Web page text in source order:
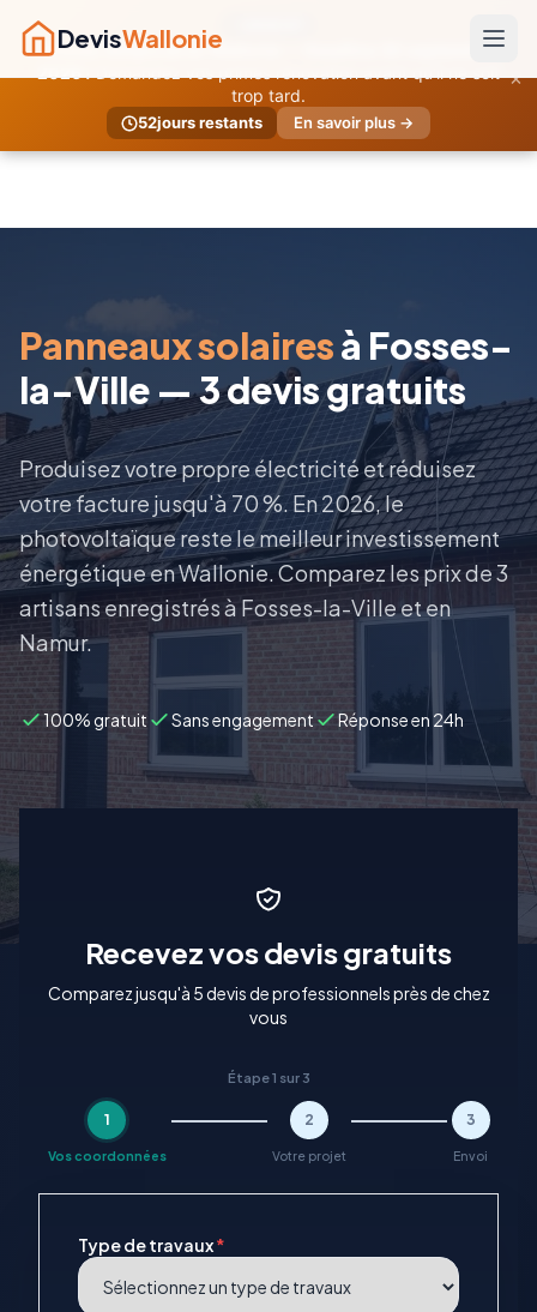
DevisWallonie
Primes temporaires Wallonie — Deadline 30 septembre
trop tard.
52jours restants En savoir plus →
×
Panneaux solairesà Fosses-
la-Ville — 3 devis gratuits
Produisez votre propre électricité et réduisez
votre facture jusqu'à 70 %. En 2026, le
photovoltaïque reste le meilleur investissement
énergétique en Wallonie. Comparez les prix de 3
artisans enregistrés à Fosses-la-Ville et en
Namur.
100% gratuit Sans engagement Réponse en 24h
Recevez vos devis gratuits
Comparez jusqu'à 5 devis de professionnels près de chez
vous
Étape 1 sur 3
1
Vos coordonnées
2
Votre projet
3
Envoi
Type de travaux*